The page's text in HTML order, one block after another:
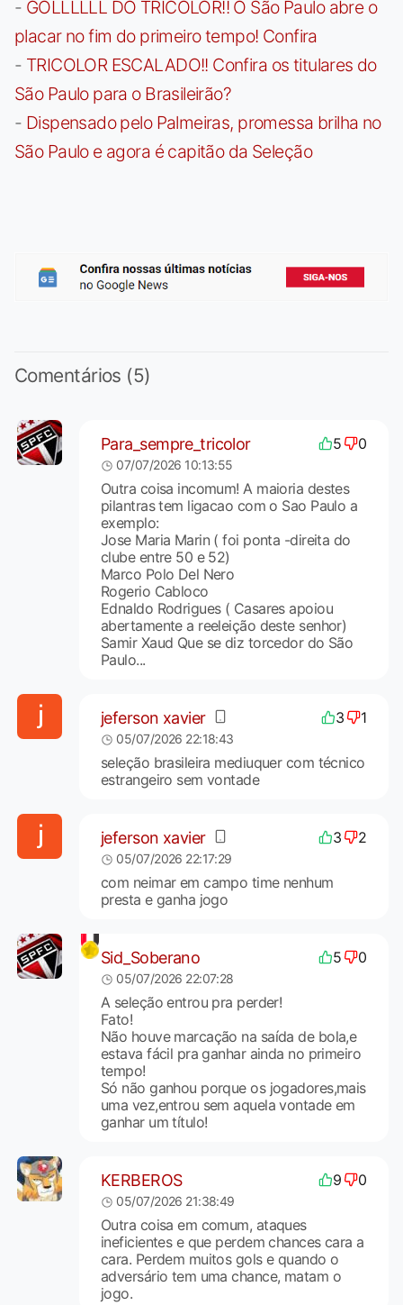
- GOLLLLLL DO TRICOLOR!! O São Paulo abre o
placar no fim do primeiro tempo! Confira
- TRICOLOR ESCALADO!! Confira os titulares do
São Paulo para o Brasileirão?
- Dispensado pelo Palmeiras, promessa brilha no
São Paulo e agora é capitão da Seleção
Comentários (5)
Para_sempre_tricolor 5 0
07/07/2026 10:13:55
Outra coisa incomum! A maioria destes
pilantras tem ligacao com o Sao Paulo a
exemplo:
Jose Maria Marin ( foi ponta -direita do
clube entre 50 e 52)
Marco Polo Del Nero
Rogerio Cabloco
Ednaldo Rodrigues ( Casares apoiou
abertamente a reeleição deste senhor)
Samir Xaud Que se diz torcedor do São
Paulo...
jeferson xavier 3 1
05/07/2026 22:18:43
seleção brasileira mediuquer com técnico
estrangeiro sem vontade
jeferson xavier 3 2
05/07/2026 22:17:29
com neimar em campo time nenhum
presta e ganha jogo
Sid_Soberano 5 0
05/07/2026 22:07:28
A seleção entrou pra perder!
Fato!
Não houve marcação na saída de bola,e
estava fácil pra ganhar ainda no primeiro
tempo!
Só não ganhou porque os jogadores,mais
uma vez,entrou sem aquela vontade em
ganhar um título!
KERBEROS 9 0
05/07/2026 21:38:49
Outra coisa em comum, ataques
ineficientes e que perdem chances cara a
cara. Perdem muitos gols e quando o
adversário tem uma chance, matam o
jogo.